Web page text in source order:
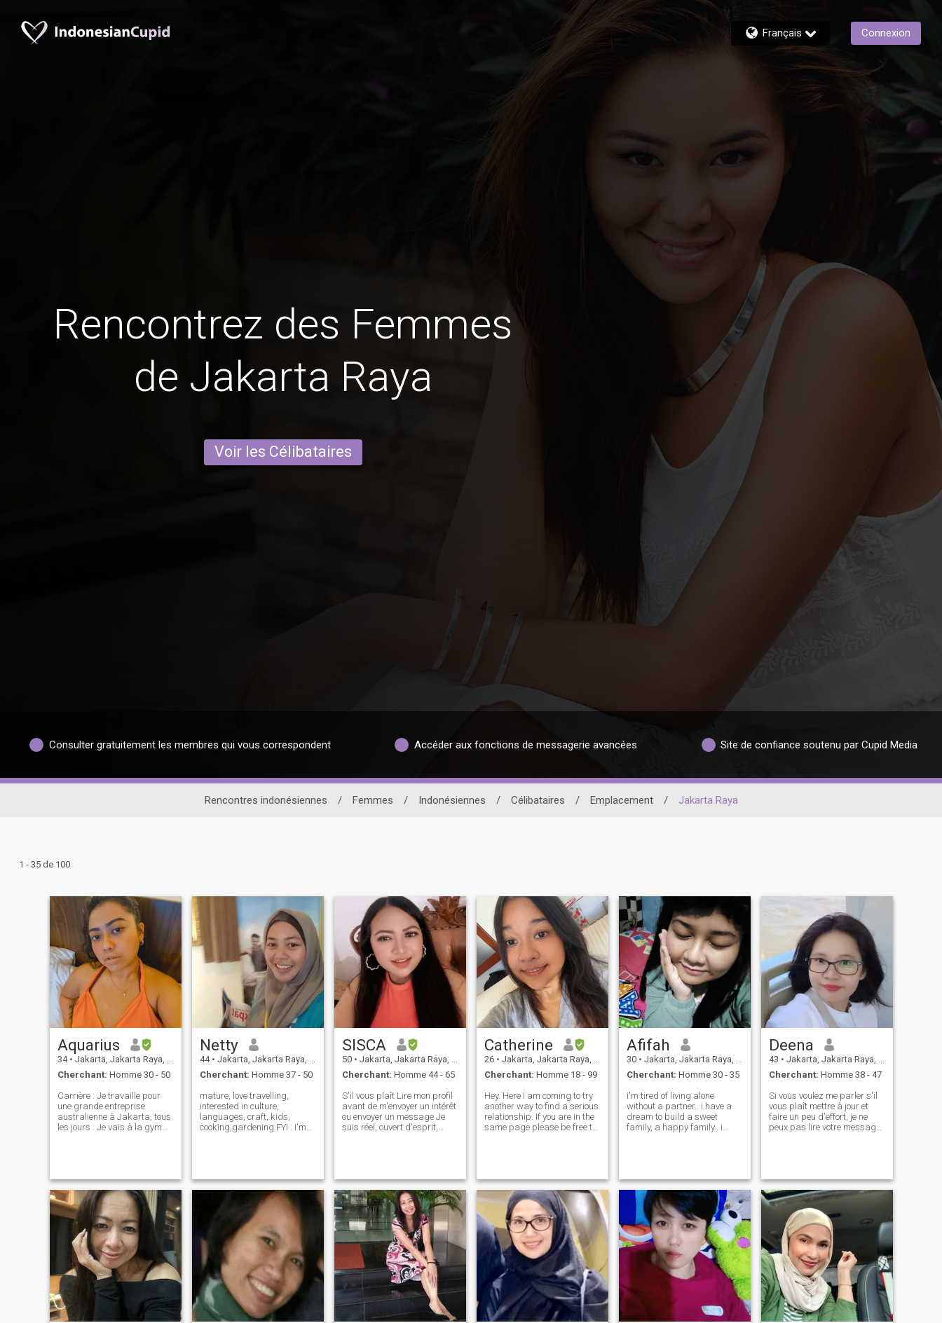
Français Connexion
Rencontrez des Femmes
de Jakarta Raya
Voir les Célibataires
Consulter gratuitement les membres qui vous correspondent Accéder aux fonctions de messagerie avancées Site de confiance soutenu par Cupid Media
Rencontres indonésiennes / Femmes / Indonésiennes / Célibataires / Emplacement / Jakarta Raya
1 - 35 de 100
Aquarius
34 • Jakarta, Jakarta Raya, Indonésie
Cherchant: Homme 30 - 50
Carrière : Je travaille pour
une grande entreprise
australienne à Jakarta, tous
les jours : Je vais à la gym
moi la famille est toujours
venu en premier)
personnalité : Je suis
personne facile à vivre,
amical, ouvert d'esprit, axé
sur la famille. Je pourrais
dire que je suis une femme
forte.
Netty
44 • Jakarta, Jakarta Raya, Indonésie
Cherchant: Homme 37 - 50
mature, love travelling,
interested in culture,
languages, craft, kids,
cooking,gardening.FYI : I'm
simple. 👍 no time for
scammer, I'm not
SISCA
50 • Jakarta, Jakarta Raya, Indonésie
Cherchant: Homme 44 - 65
S'il vous plaît Lire mon profil
avant de m'envoyer un intérêt
ou envoyer un message Je
suis réel, ouvert d'esprit,
sur mes besoins, et honnête
quand je me sens blessée.
Mes amis me décrivent
comme quelqu'un de
chaleureux, loyal et qui sait
bien écouter. J'aime découvrir
de nouveaux endroits, goûter
à de délicieux plats et faire
de bons souvenirs avec les
gens que j'aime. Je cherche
quelqu'un de gentil,
émotionnellement mature, et
prêt à construire une relation
durable.
Catherine
26 • Jakarta, Jakarta Raya, Indonésie
Cherchant: Homme 18 - 99
Hey. Here I am coming to try
another way to find a serious
relationship. If you are in the
same page please be free to
please. Not into ru
Afifah
30 • Jakarta, Jakarta Raya, Indonésie
Cherchant: Homme 30 - 35
i'm tired of living alone
without a partner.. i have a
dream to build a sweet
family, a happy family.. i
young, old, poor, rich.. but m
Deena
43 • Jakarta, Jakarta Raya, Indonésie
Cherchant: Homme 38 - 47
Si vous voulez me parler s'il
vous plaît mettre à jour et
faire un peu d'effort, je ne
peux pas lire votre message
standard, merci vous aimez
voyager, aller au café
parfois, bavarder avec des
amis, jouer avec mes chats
et paresseux temps avec moi
regarder la télévision, écouter
de la musique